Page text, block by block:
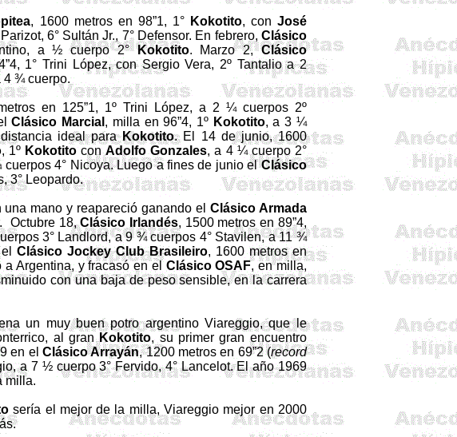
, 1600 metros en 98”1, 1° Kokotito, con José
6° Sultán Jr., 7° Defensor. En febrero, Clásico
a ½ cuerpo 2°Kokotito. Marzo 2,Clásico
1° Trini López, con Sergio Vera, 2º Tantalio a 2
4 ¾ cuerpo.
en 125”1, 1º Trini López, a 2 ¼ cuerpos 2º
Clásico Marcial , milla en 96”4, 1º Kokotito, a 3 ¼
ideal para Kokotito. El 14 de junio, 1600
, 1º KokotitoconAdolfo Gonzales, a 4 ¼ cuerpo 2°
4° Nicoya. Luego a fines de junio elClásico
3° Leopardo.
mano y reapareció ganando el Clásico Armada
Octubre 18,Clásico Irlandés, 1500 metros en 89”4,
3° Landlord, a 9 ¾ cuerpos 4° Stavilen, a 11 ¾
Clásico Jockey Club Brasileiro, 1600 metros en
a Argentina, y fracasó en elClásico OSAF, en milla,
con una baja de peso sensible, en la carrera
un muy buen potro argentino Viareggio, que le
al granKokotito, su primer gran encuentro
en el Clásico Arrayán, 1200 metros en 69”2 (record
a 7 ½ cuerpo 3° Fervido, 4° Lancelot. El año 1969
milla.
sería el mejor de la milla, Viareggio mejor en 2000